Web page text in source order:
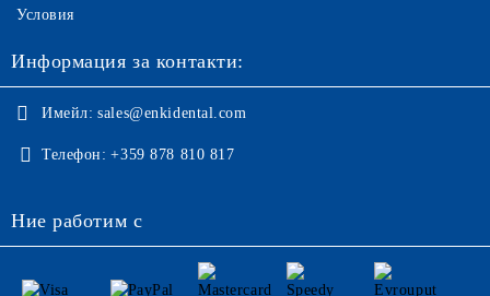
Условия
Информация за контакти:
Имейл: sales@enkidental.com
Телефон: +359 878 810 817
Ние работим с